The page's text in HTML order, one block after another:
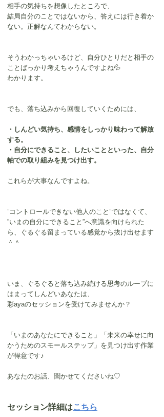
相手の気持ちを想像したところで、
結局自分のことではないから、答えには行き着か
ない。正解なんてわからない。
そうわかっちゃいるけど、自分ひとりだと相手の
ことばっかり考えちゃうんですよね💦
わかります。
でも、落ち込みから回復していくためには、
・しんどい気持ち、感情をしっかり味わって解放
する。
・自分にできること、したいことといった、自分
軸での取り組みを見つけ出す。
これらが大事なんですよね。
”コントロールできない他人のこと”ではなくて、
”いまの自分にできること”へ意識を向けられた
ら、ぐるぐる留まっている感覚から抜け出せます
＾＾
いま、ぐるぐると落ち込み続ける思考のループに
はまってしんどいあなたは、
彩ayaのセッションを受けてみませんか？
「いまのあなたにできること」「未来の幸せに向
かうためのスモールステップ」を見つけ出す作業
が得意です♪
あなたのお話、聞かせてくださいね♡
セッション詳細はこちら